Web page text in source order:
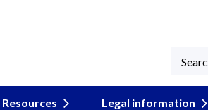
Resources Legal information